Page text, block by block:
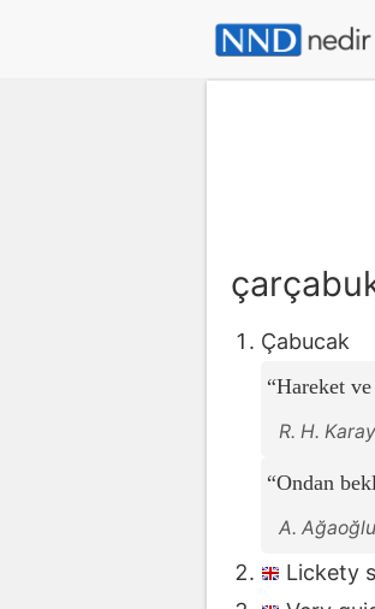
Çabucak
Hareket
R. H. Karay
Ondan
A. Ağaoğlu
Lickety